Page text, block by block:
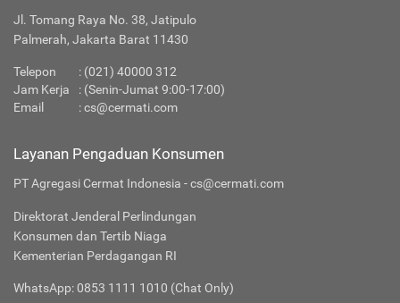
Jl. Tomang Raya No. 38, Jatipulo
Palmerah, Jakarta Barat 11430
Telepon : (021) 40000 312
Jam Kerja
: (Senin-Jumat 9:00-17:00)
Email
:cs@cermati.com
Layanan Pengaduan Konsumen
PT Agregasi Cermat Indonesia - cs@cermati.com
Direktorat Jenderal Perlindungan
Konsumen dan Tertib Niaga
Kementerian Perdagangan RI
WhatsApp: 0853 1111 1010 (Chat Only)